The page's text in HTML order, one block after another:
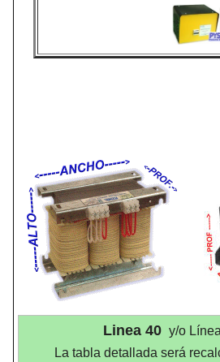
Linea 40 y/o
La tabla detallada será